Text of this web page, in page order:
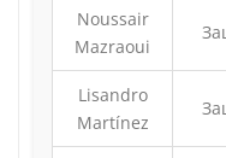
Noussair
Mazraoui
Lisandro
Martínez